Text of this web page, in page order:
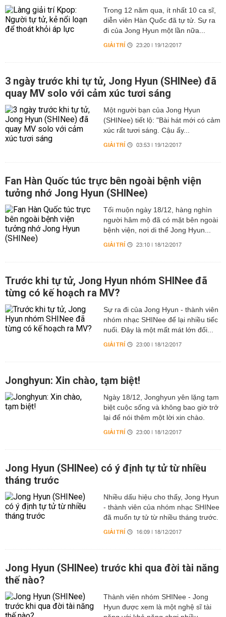
Trong 12 năm qua, ít nhất 10 ca sĩ,
diễn viên Hàn Quốc đã tự tử. Sự ra
đi của Jong Hyun một lần nữa...
GIẢI TRÍ 23:20 | 19/12/2017
3 ngày trước khi tự tử, Jong Hyun (SHINee) đã
quay MV solo với cảm xúc tươi sáng
Một người bạn của Jong Hyun
(SHINee) tiết lộ: "Bài hát mới có cảm
xúc rất tươi sáng. Cậu ấy...
GIẢI TRÍ 03:53 | 19/12/2017
Fan Hàn Quốc túc trực bên ngoài bệnh viện
tưởng nhớ Jong Hyun (SHINee)
Tối muộn ngày 18/12, hàng nghìn
người hâm mộ đã có mặt bên ngoài
bệnh viện, nơi di thể Jong Hyun...
GIẢI TRÍ 23:10 | 18/12/2017
Trước khi tự tử, Jong Hyun nhóm SHINee đã
từng có kế hoạch ra MV?
Sự ra đi của Jong Hyun - thành viên
nhóm nhạc SHINee để lại nhiều tiếc
nuối. Đây là một mất mát lớn đối...
GIẢI TRÍ 23:00 | 18/12/2017
Jonghyun: Xin chào, tạm biệt!
Ngày 18/12, Jonghyun yên lặng tạm
biệt cuộc sống và không bao giờ trở
lại để nói thêm một lời xin chào.
GIẢI TRÍ 23:00 | 18/12/2017
Jong Hyun (SHINee) có ý định tự tử từ nhiều
tháng trước
Nhiều dấu hiệu cho thấy, Jong Hyun
- thành viên của nhóm nhạc SHINee
đã muốn tự tử từ nhiều tháng trước.
GIẢI TRÍ 16:09 | 18/12/2017
Jong Hyun (SHINee) trước khi qua đời tài năng
thế nào?
Thành viên nhóm SHINee - Jong
Hyun được xem là một nghệ sĩ tài